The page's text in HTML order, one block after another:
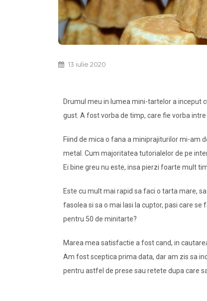
13 iulie 2020
Drumul meu in lumea mini-tartelor a inceput
gust. A fost vorba de timp, care fie vorba
Fiind de mica o fana a miniprajiturilor mi-am
metal. Cum majoritatea tutorialelor de pe
Ei bine greu nu este, insa pierzi foarte mult
Este cu mult mai rapid sa faci o tarta mare,
fasolea si sa o mai lasi la cuptor, pasi care
pentru 50 de minitarte?
Marea mea satisfactie a fost cand, in
Am fost sceptica prima data, dar am zis sa
pentru astfel de prese sau retete dupa care